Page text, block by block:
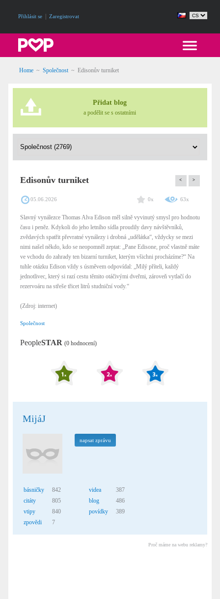
Přihlásit se Zaregistrovat
Home ~ Společnost~ Edisonův turniket
Přidat blog
a podělit se s ostatními
Edisonův turniket < >
05.06.2026 0x 63x
Slavný vynálezce Thomas Alva Edison měl silně vyvinutý smysl pro hodnotu
času i peněz. Kdykoli do jeho letního sídla proudily davy návštěvníků,
zvědavých spatřit převratné vynálezy i drobná „udělátka“, vždycky se mezi
nimi našel někdo, kdo se neopomněl zeptat: „Pane Edisone, proč vlastně máte
ve vchodu do zahrady ten bizarní turniket, kterým všichni procházíme?“ Na
tuhle otázku Edison vždy s úsměvem odpovídal: „Milý příteli, každý
jednotlivec, který si razí cestu těmito otáčivými dveřmi, zároveň vytlačí do
rezervoáru na střeše třicet litrů studniční vody.“
(Zdroj: internet)
Společnost
PeopleSTAR (0 hodnocení)
MijáJ
napsat zprávu
básničky
842
citáty
805
vtipy
840
zpovědi
7
videa
387
blog
486
povídky
389
Proč máme na webu reklamy?